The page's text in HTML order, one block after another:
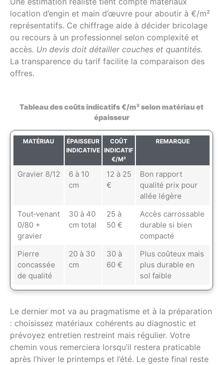
location d’engin et main d’œuvre pour aboutir à €/m²
représentatifs. Ce chiffrage aide à décider bricolage
ou recours à un professionnel selon complexité et
accès. Un devis doit détailler couches et quantités.
La transparence du tarif facilite la comparaison des
offres.
Tableau des coûts indicatifs €/m² selon matériau et
épaisseur
MATÉRIAU
ÉPAISSEUR
INDICATIVE
COÛT
INDICATIF
€/M²
REMARQUE
Gravier 8/12
6 à 10
cm
12 à 25
€
Bon rapport
qualité prix pour
allée légère
Tout‑venant
0/80 +
gravier
30 à 40
cm total
25 à
50 €
Accès carrossable
durable si bien
compacté
Pierre
concassée
de qualité
20 à 30
cm
30 à
60 €
Plus coûteux mais
plus durable en
sol faible
Le dernier mot va au pragmatisme et à la préparation
: choisissez matériaux cohérents au diagnostic et
prévoyez entretien restreint mais régulier. Votre
chemin vous remerciera lorsqu’il restera praticable
après l’hiver le printemps et l’été. Le geste final reste